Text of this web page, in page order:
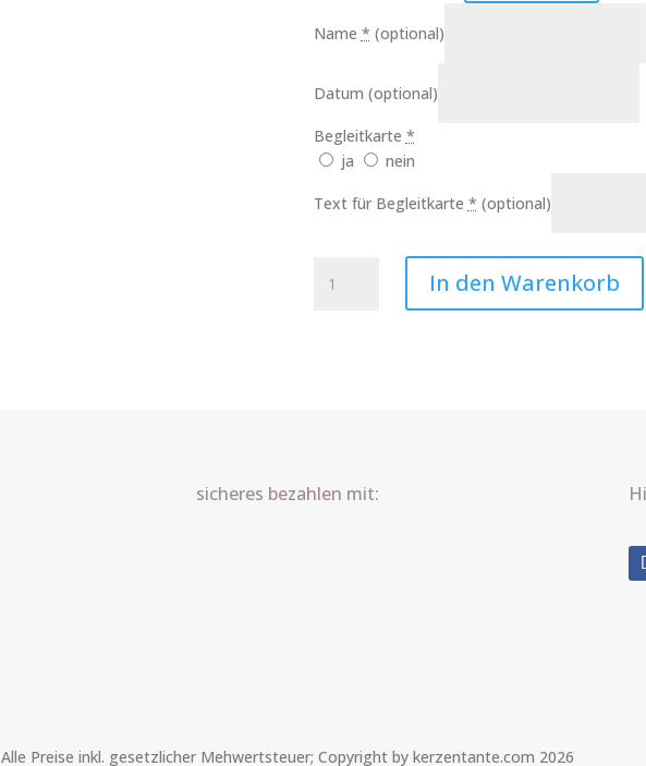
Name * (optional)
Datum (optional)
Begleitkarte *
ja
nein
Text für Begleitkarte * (optional)
Kerze
In den Warenkorb
sicheres bezahlen mit:
Alle Preise inkl. gesetzlicher Mehwertsteuer; Copyright by kerzentante.com 2026